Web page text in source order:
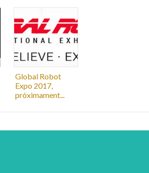
Global Robot
Expo 2017,
próximament...